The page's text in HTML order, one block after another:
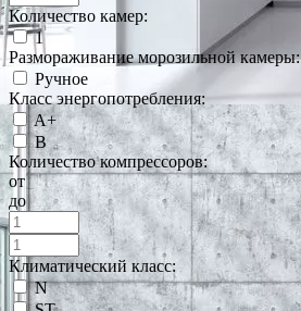
Количество камер:
1
Размораживание морозильной камеры:
Ручное
Класс энергопотребления:
A+
B
Количество компрессоров:
от
до
Климатический класс:
N